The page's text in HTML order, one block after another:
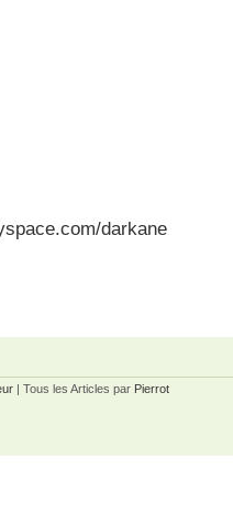
darkane
| Tous les Articles par Pierrot